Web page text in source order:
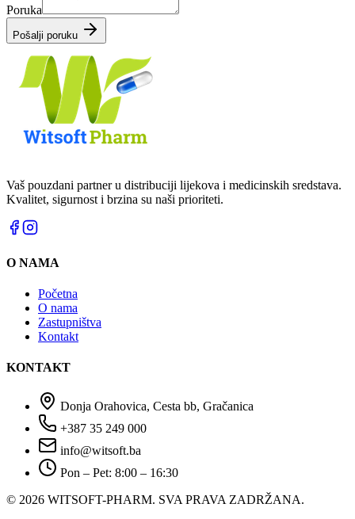
Poruka
Pošalji poruku
Vaš pouzdani partner u distribuciji lijekova i medicinskih sredstava.
Kvalitet, sigurnost i brzina su naši prioriteti.
O NAMA
Početna
O nama
Zastupništva
Kontakt
KONTAKT
Donja Orahovica, Cesta bb, Gračanica
+387 35 249 000
info@witsoft.ba
Pon – Pet: 8:00 – 16:30
© 2026 WITSOFT-PHARM. SVA PRAVA ZADRŽANA.